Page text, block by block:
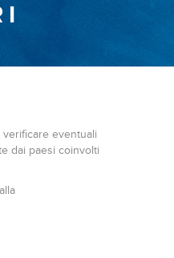
eventuali
dai paesi coinvolti